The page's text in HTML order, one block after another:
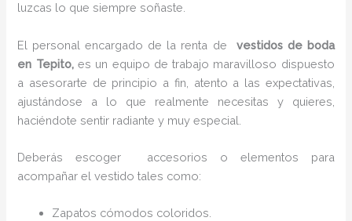
luzcas lo que siempre soñaste.
El personal encargado de la renta de vestidos de boda
en Tepito,es un equipo de trabajo maravilloso dispuesto
a asesorarte de principio a fin, atento a las expectativas,
ajustándose a lo que realmente necesitas y quieres,
haciéndote sentir radiante y muy especial.
Deberás escoger accesorios o elementos para
acompañar el vestido tales como:
Zapatos cómodos coloridos.